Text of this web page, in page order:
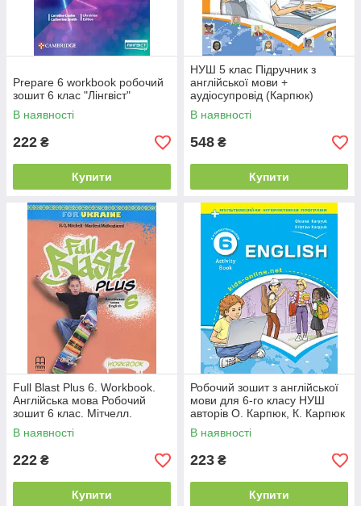
Prepare 6 workbook робочий
зошит 6 клас "Лінгвіст"
В наявності
222 ₴
Купити
НУШ 5 клас Підручник з
англійської мови +
аудіосупровід (Карпюк)
"Лібра"
В наявності
548 ₴
Купити
Full Blast Plus 6. Workbook.
Англійська мова Робочий
зошит 6 клас. Мітчелл.
Лінгвіст
В наявності
222 ₴
Купити
Робочий зошит з англійської
мови для 6-го класу НУШ
авторів О. Карпюк, К. Карпюк
(з аудіосупроводом та
інтеракт. програмою) Лібра
В наявності
223 ₴
Купити